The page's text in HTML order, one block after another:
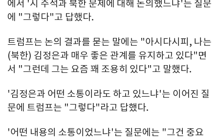
에서 '시 주석과 북한 문제에 대해 논의했느냐'는 질문
에 "그렇다"고 답했다.
트럼프는 논의 결과를 묻는 말에는 "아시다시피, 나는
(북한) 김정은과 매우 좋은 관계를 유지하고 있다"면
서 "그런데 그는 요즘 꽤 조용히 있다"고 말했다.
'김정은과 어떤 소통이라도 하고 있느냐'는 이어진 질
문에 트럼프는 "그렇다"라고 답했다.
'어떤 내용의 소통이었느냐'는 질문에는 "그건 중요